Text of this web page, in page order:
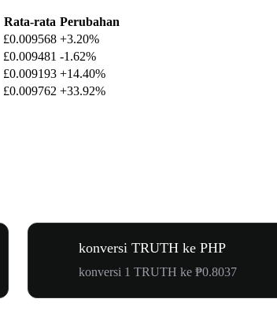
Rata-rata Perubahan
£0.009568 +3.20%
£0.009481 -1.62%
£0.009193 +14.40%
£0.009762 +33.92%
konversi TRUTH ke PHP
konversi 1 TRUTH ke ₱0.8037